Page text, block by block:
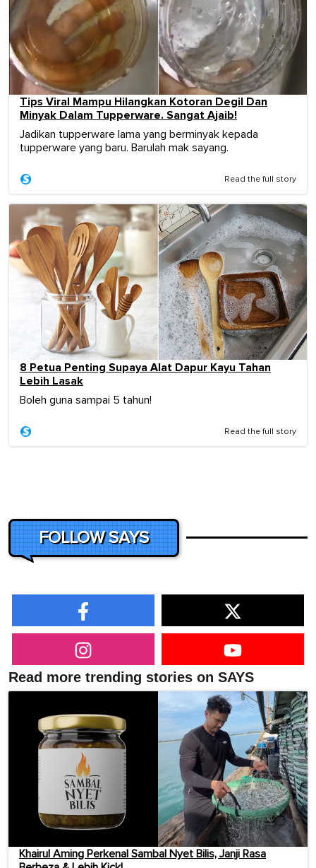
Tips Viral Mampu Hilangkan Kotoran Degil Dan
Minyak Dalam Tupperware. Sangat Ajaib!
Jadikan tupperware lama yang berminyak kepada
tupperware yang baru. Barulah mak sayang.
Read the full story
8 Petua Penting Supaya Alat Dapur Kayu Tahan
Lebih Lasak
Boleh guna sampai 5 tahun!
Read the full story
FOLLOW SAYS
Read more trending stories on SAYS
Khairul Aming Perkenal Sambal Nyet Bilis, Janji Rasa